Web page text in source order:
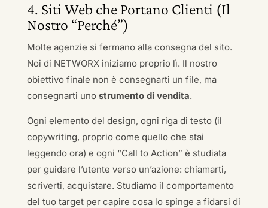
4. Siti Web che Portano Clienti (Il
Nostro “Perché”)
Molte agenzie si fermano alla consegna del sito.
Noi di NETWORX iniziamo proprio lì. Il nostro
obiettivo finale non è consegnarti un file, ma
consegnarti uno strumento di vendita.
Ogni elemento del design, ogni riga di testo (il
copywriting, proprio come quello che stai
leggendo ora) e ogni “Call to Action” è studiata
per guidare l’utente verso un’azione: chiamarti,
scriverti, acquistare. Studiamo il comportamento
del tuo target per capire cosa lo spinge a fidarsi di